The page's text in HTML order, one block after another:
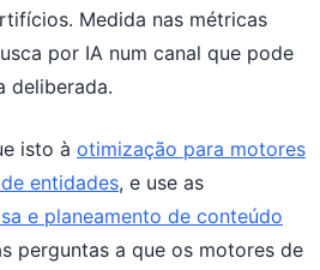
Medida nas métricas
por IA num canal que pode
deliberada.
isto à otimização para motores
de entidades, e use as
e planeamento de conteúdo
perguntas a que os motores de